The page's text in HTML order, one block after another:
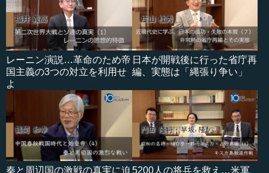
レーニン演説…革命のため帝
国主義の3つの対立を利用せ
よ
日本が開戦後に行った省庁再
編、実態は「縄張り争い」
秦と周辺国の激戦の真実に迫 5200人の将兵を救え…米軍